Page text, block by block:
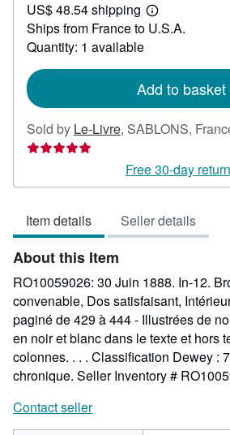
66.07
US$ 48.54 shipping
Learn
more
Ships from France to U.S.A.
Quantity: 1 available
Add to basket
Sold by Le-Livre, SABLONS,
Free 30-day
Item details Seller details
About this Item
RO10059026: 30 Juin 1888. In-12.
convenable, Dos satisfaisant,
paginé de 429 à 444 - Illustrées de
en noir et blanc dans le texte et hors
colonnes. . . . Classification Dewey :
chronique. Seller Inventory #
Contact seller